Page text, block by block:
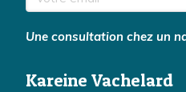
Une consultation chez un
Kareine Vachelard